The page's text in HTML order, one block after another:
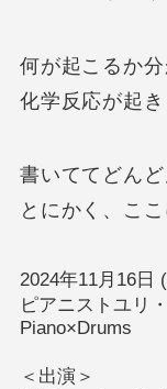
何が起こるか
化学反応が起
書いててどん
とにかく、こ
2024年11月16日
ピアニストユリ
Piano×Drums
＜出演＞